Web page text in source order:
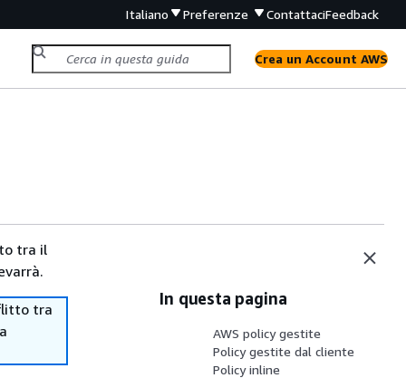
Italiano Preferenze ContattaciFeedback
Crea un Account AWS
tra il
tra
In questa pagina
AWS policy gestite
Policy gestite dal cliente
Policy inline